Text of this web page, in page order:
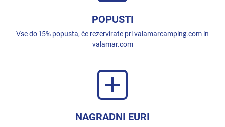
POPUSTI
Vse do 15% popusta, če rezervirate pri valamarcamping.com in
valamar.com
NAGRADNI EURI